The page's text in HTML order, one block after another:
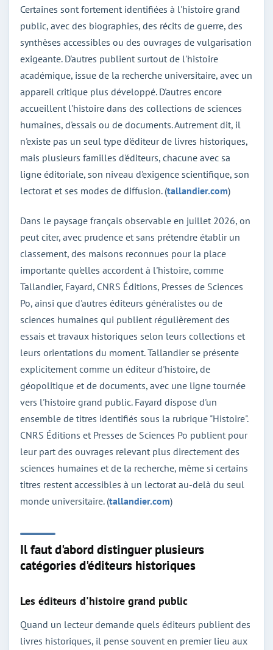
Certaines sont fortement identifiées à l'histoire grand
public, avec des biographies, des récits de guerre, des
synthèses accessibles ou des ouvrages de vulgarisation
exigeante. D'autres publient surtout de l'histoire
académique, issue de la recherche universitaire, avec un
appareil critique plus développé. D'autres encore
accueillent l'histoire dans des collections de sciences
humaines, d'essais ou de documents. Autrement dit, il
n'existe pas un seul type d'éditeur de livres historiques,
mais plusieurs familles d'éditeurs, chacune avec sa
ligne éditoriale, son niveau d'exigence scientifique, son
lectorat et ses modes de diffusion. (tallandier.com)
Dans le paysage français observable en juillet 2026, on
peut citer, avec prudence et sans prétendre établir un
classement, des maisons reconnues pour la place
importante qu'elles accordent à l'histoire, comme
Tallandier, Fayard, CNRS Éditions, Presses de Sciences
Po, ainsi que d'autres éditeurs généralistes ou de
sciences humaines qui publient régulièrement des
essais et travaux historiques selon leurs collections et
leurs orientations du moment. Tallandier se présente
explicitement comme un éditeur d'histoire, de
géopolitique et de documents, avec une ligne tournée
vers l'histoire grand public. Fayard dispose d'un
ensemble de titres identifiés sous la rubrique "Histoire".
CNRS Éditions et Presses de Sciences Po publient pour
leur part des ouvrages relevant plus directement des
sciences humaines et de la recherche, même si certains
titres restent accessibles à un lectorat au-delà du seul
monde universitaire. (tallandier.com)
Il faut d'abord distinguer plusieurs
catégories d'éditeurs historiques
Les éditeurs d'histoire grand public
Quand un lecteur demande quels éditeurs publient des
livres historiques, il pense souvent en premier lieu aux